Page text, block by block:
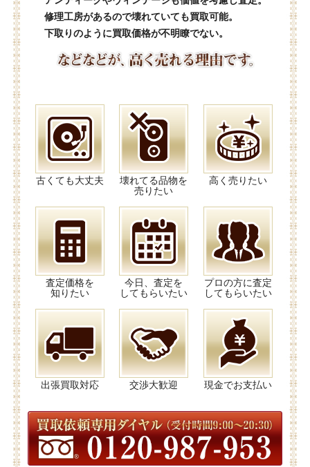
修理工房があるので壊れていても買取可能。
下取りのように買取価格が不明瞭でない。
古くても大丈夫
壊れてる品物を
売りたい
高く売りたい
査定価格を
知りたい
今日、査定を
してもらいたい
プロの方に査定
してもらいたい
出張買取対応 交渉大歓迎 現金でお支払い